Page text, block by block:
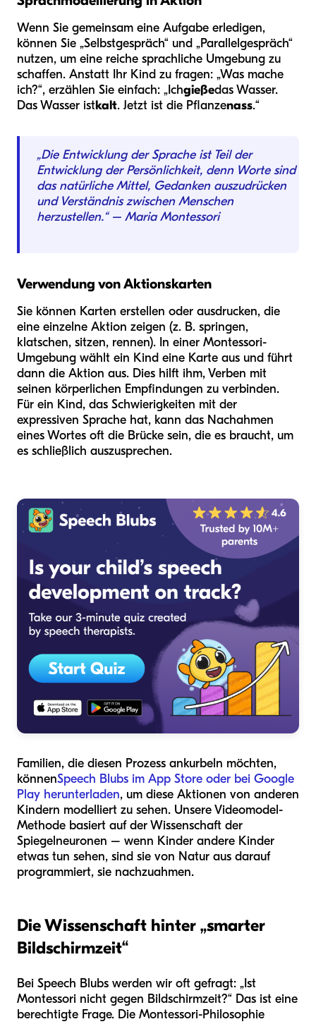
Wenn Sie gemeinsam eine Aufgabe erledigen,
können Sie „Selbstgespräch“ und „Parallelgespräch“
nutzen, um eine reiche sprachliche Umgebung zu
schaffen. Anstatt Ihr Kind zu fragen: „Was mache
ich?“, erzählen Sie einfach: „Ichgießedas Wasser.
Das Wasser istkalt. Jetzt ist die Pflanzenass.“
„Die Entwicklung der Sprache ist Teil der
Entwicklung der Persönlichkeit, denn Worte sind
das natürliche Mittel, Gedanken auszudrücken
und Verständnis zwischen Menschen
herzustellen.“ – Maria Montessori
Verwendung von Aktionskarten
Sie können Karten erstellen oder ausdrucken, die
eine einzelne Aktion zeigen (z. B. springen,
klatschen, sitzen, rennen). In einer Montessori-
Umgebung wählt ein Kind eine Karte aus und führt
dann die Aktion aus. Dies hilft ihm, Verben mit
seinen körperlichen Empfindungen zu verbinden.
Für ein Kind, das Schwierigkeiten mit der
expressiven Sprache hat, kann das Nachahmen
eines Wortes oft die Brücke sein, die es braucht, um
es schließlich auszusprechen.
Familien, die diesen Prozess ankurbeln möchten,
könnenSpeech Blubs im App Store oder bei Google
Play herunterladen, um diese Aktionen von anderen
Kindern modelliert zu sehen. Unsere Videomodel-
Methode basiert auf der Wissenschaft der
Spiegelneuronen – wenn Kinder andere Kinder
etwas tun sehen, sind sie von Natur aus darauf
programmiert, sie nachzuahmen.
Die Wissenschaft hinter „smarter
Bildschirmzeit“
Bei Speech Blubs werden wir oft gefragt: „Ist
Montessori nicht gegen Bildschirmzeit?“ Das ist eine
berechtigte Frage. Die Montessori-Philosophie